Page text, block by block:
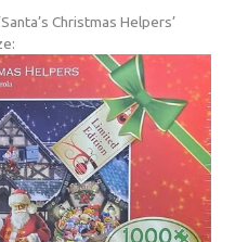
Christmas Helpers’